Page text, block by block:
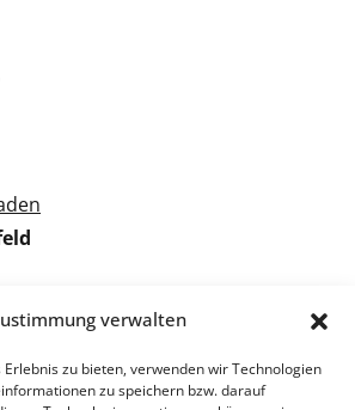
verwalten
zu bieten, verwenden wir Technologien
zu speichern bzw. darauf